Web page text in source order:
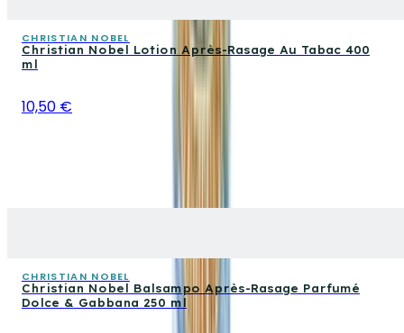
CHRISTIAN NOBEL
Christian Nobel Lotion Après-Rasage Au Tabac 400
ml
10,50 €
CHRISTIAN NOBEL
Christian Nobel Balsampo Après-Rasage Parfumé
Dolce & Gabbana 250 ml